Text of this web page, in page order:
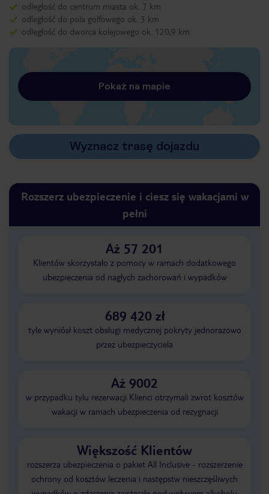
odległość do centrum miasta ok. 7 km
odległość do pola golfowego ok. 3 km
odległość do dworca kolejowego ok. 120,9 km
Pokaż na mapie
Wyznacz trasę dojazdu
Rozszerz ubezpieczenie i ciesz się wakacjami w
pełni
Aż 57 201
Klientów skorzystało z pomocy w ramach dodatkowego
ubezpieczenia od nagłych zachorowań i wypadków
689 420 zł
tyle wyniósł koszt obsługi medycznej pokryty jednorazowo
przez ubezpieczyciela
Aż 9002
w przypadku tylu rezerwacji Klienci otrzymali zwrot kosztów
wakacji w ramach ubezpieczenia od rezygnacji
Większość Klientów
rozszerza ubezpieczenia o pakiet All Inclusive - rozszerzenie
ochrony od kosztów leczenia i następstw nieszczęśliwych